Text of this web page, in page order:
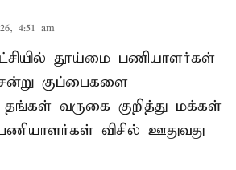
4:51 am
தூய்மை பணியாளர்கள்
குப்பைகளை
தங்கள் வருகை குறித்து மக்கள்
விசில் ஊதுவது